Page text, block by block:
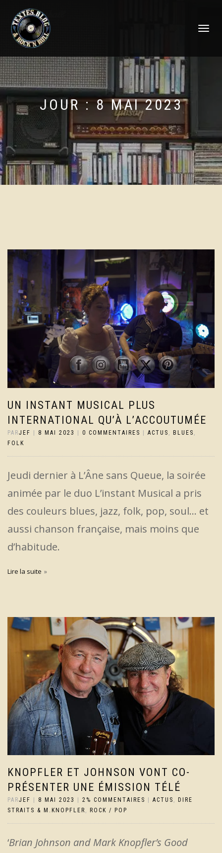
DÉPLIER
JOUR :8 MAI 2023
UN INSTANT MUSICAL PLUS
INTERNATIONAL QU’À L’ACCOUTUMÉE
PARJEF | 8 MAI 2023 | 0 COMMENTAIRES | ACTUS BLUES
FOLK
Jeudi dernier à L’Âne sans Queue, la soirée
animée par le duo L’instant Musical a pris
des couleurs blues, jazz, folk, pop, soul… et
aussi chanson française, mais moins que
d’habitude.
Lire la suite
KNOPFLER ET JOHNSON VONT CO-
PRÉSENTER UNE ÉMISSION TÉLÉ
PARJEF 8 MAI 2023 2% COMMENTAIRES ACTUS ,
DIRE
STRAITS & M.KNOPFLER , ROCK / POP
‘Brian Johnson and Mark Knopfler’s Good